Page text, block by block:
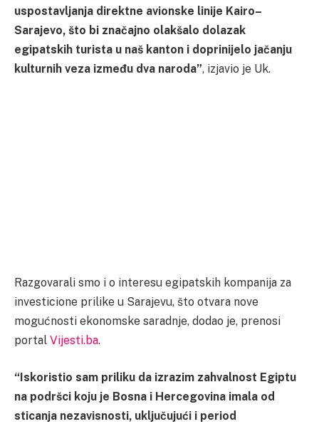
uspostavljanja direktne avionske linije Kairo–
Sarajevo, što bi značajno olakšalo dolazak
egipatskih turista u naš kanton i doprinijelo jačanju
kulturnih veza između dva naroda”, izjavio je Uk.
Razgovarali smo i o interesu egipatskih kompanija za
investicione prilike u Sarajevu, što otvara nove
mogućnosti ekonomske saradnje, dodao je, prenosi
portal Vijesti.ba.
“Iskoristio sam priliku da izrazim zahvalnost Egiptu
na podršci koju je Bosna i Hercegovina imala od
sticanja nezavisnosti, uključujući i period